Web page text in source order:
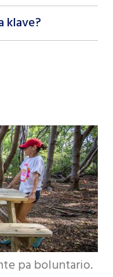
klave?
pa boluntario.